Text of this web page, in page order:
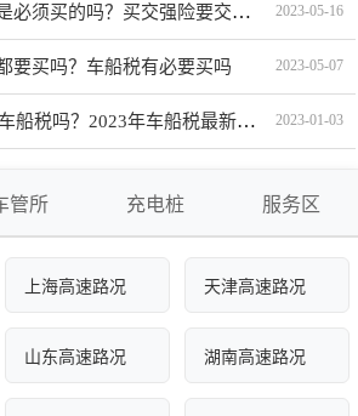
交强险和车船税是必须买的吗？买交强险要交车船税吗 2023-05-16
要买吗？车船税有必要买吗 2023-05-07
2023年全面取消车船税吗？2023年车船税最新收费标准 2023-01-03
管所 充电桩 服务区
上海高速路况 天津高速路况
山东高速路况 湖南高速路况